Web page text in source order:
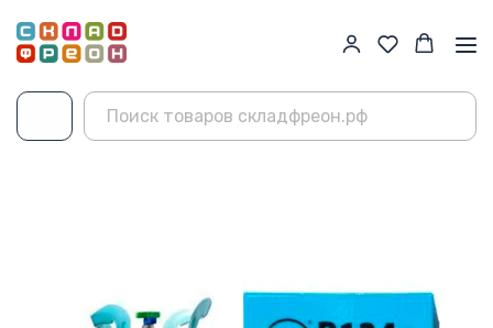
Главная → Каталог → Фреон R134a → JH R134a